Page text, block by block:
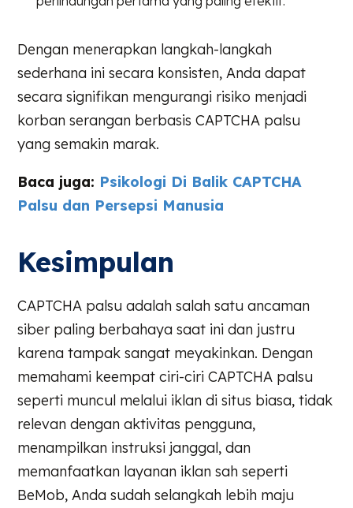
Dengan menerapkan langkah-langkah
sederhana ini secara konsisten, Anda dapat
secara signifikan mengurangi risiko menjadi
korban serangan berbasis CAPTCHA palsu
yang semakin marak.
Baca juga: Psikologi Di Balik CAPTCHA
Palsu dan Persepsi Manusia
Kesimpulan
CAPTCHA palsu adalah salah satu ancaman
siber paling berbahaya saat ini dan justru
karena tampak sangat meyakinkan. Dengan
memahami keempat ciri-ciri CAPTCHA palsu
seperti muncul melalui iklan di situs biasa, tidak
relevan dengan aktivitas pengguna,
menampilkan instruksi janggal, dan
memanfaatkan layanan iklan sah seperti
BeMob, Anda sudah selangkah lebih maju